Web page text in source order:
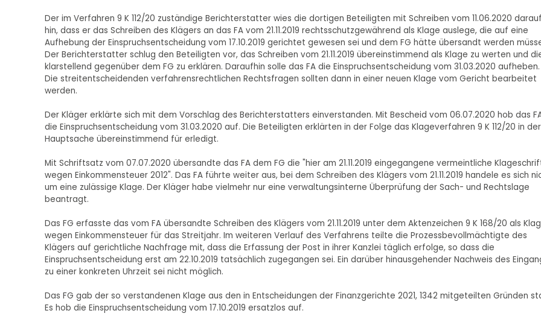
Der im Verfahren 9 K 112/20 zuständige Berichterstatter wies die dortigen Beteiligten mit Schreiben vom 11.06.2020 darauf
hin, dass er das Schreiben des Klägers an das FA vom 21.11.2019 rechtsschutzgewährend als Klage auslege, die auf eine
Aufhebung der Einspruchsentscheidung vom 17.10.2019 gerichtet gewesen sei und dem FG hätte übersandt werden
Der Berichterstatter schlug den Beteiligten vor, das Schreiben vom 21.11.2019 übereinstimmend als Klage zu werten und
klarstellend gegenüber dem FG zu erklären. Daraufhin solle das FA die Einspruchsentscheidung vom 31.03.2020 aufheben.
Die streitentscheidenden verfahrensrechtlichen Rechtsfragen sollten dann in einer neuen Klage vom Gericht bearbeitet
werden.
Der Kläger erklärte sich mit dem Vorschlag des Berichterstatters einverstanden. Mit Bescheid vom 06.07.2020 hob das
die Einspruchsentscheidung vom 31.03.2020 auf. Die Beteiligten erklärten in der Folge das Klageverfahren 9 K 112/20 in der
Hauptsache übereinstimmend für erledigt.
Mit Schriftsatz vom 07.07.2020 übersandte das FA dem FG die "hier am 21.11.2019 eingegangene vermeintliche
wegen Einkommensteuer 2012". Das FA führte weiter aus, bei dem Schreiben des Klägers vom 21.11.2019 handele es sich
um eine zulässige Klage. Der Kläger habe vielmehr nur eine verwaltungsinterne Überprüfung der Sach- und Rechtslage
beantragt.
Das FG erfasste das vom FA übersandte Schreiben des Klägers vom 21.11.2019 unter dem Aktenzeichen 9 K 168/20 als
wegen Einkommensteuer für das Streitjahr. Im weiteren Verlauf des Verfahrens teilte die Prozessbevollmächtigte des
Klägers auf gerichtliche Nachfrage mit, dass die Erfassung der Post in ihrer Kanzlei täglich erfolge, so dass die
Einspruchsentscheidung erst am 22.10.2019 tatsächlich zugegangen sei. Ein darüber hinausgehender Nachweis des
zu einer konkreten Uhrzeit sei nicht möglich.
Das FG gab der so verstandenen Klage aus den in Entscheidungen der Finanzgerichte 2021, 1342 mitgeteilten Gründen
Es hob die Einspruchsentscheidung vom 17.10.2019 ersatzlos auf.